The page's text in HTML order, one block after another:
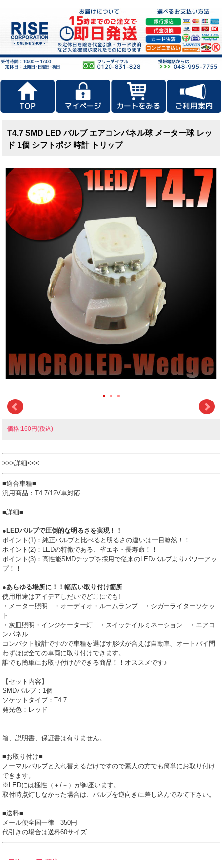
T4.7 SMD LED バルブ エアコンパネル球 メーター球 レッ
ド 1個 シフトポジ 時計 トリップ
価格:160円(税込)
>>>詳細<<<
■適合車種■
汎用商品：T4.7/12V車対応
■詳細■
●LEDバルブで圧倒的な明るさを実現！！
ポイント(1)：純正バルブと比べると明るさの違いは一目瞭然！！
ポイント(2)：LEDの特徴である、省エネ・長寿命！！
ポイント(3)：高性能SMDチップを採用で従来のLEDバルブよりパワーアッ
プ！！
●あらゆる場所に！！幅広い取り付け箇所
使用用途はアイデアしだいでどこにでも!
・メーター照明 ・オーディオ・ルームランプ ・シガーライターソケッ
ト
・灰皿照明・インジケーター灯 ・スイッチイルミネーション ・エアコ
ンパネル
コンパクト設計ですので車種を選ばず形状が合えば自動車、オートバイ問
わずほぼ全ての車両に取り付けできます。
誰でも簡単にお取り付けができる商品！！オススメです♪
【セット内容】
SMDバルブ：1個
ソケットタイプ：T4.7
発光色：レッド
箱、説明書、保証書は有りません。
■お取り付け■
ノーマルバルブと入れ替えるだけですので素人の方でも簡単にお取り付け
できます。
※LEDには極性（＋/－）が御座います。
取付時点灯しなかった場合は、バルブを逆向きに差し込んでみて下さい。
■送料■
メール便全国一律 350円
代引きの場合は送料60サイズ